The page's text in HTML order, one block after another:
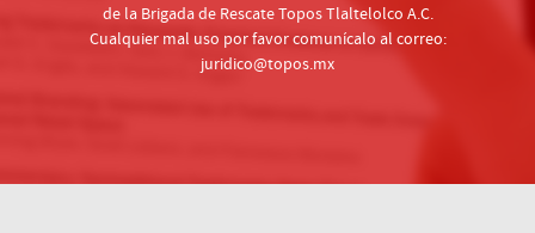
de la Brigada de Rescate Topos Tlaltelolco A.C.
Cualquier mal uso por favor comunícalo al correo:
juridico@topos.mx